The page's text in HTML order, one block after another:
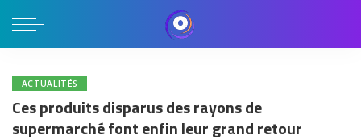
ACTUALITÉS
Ces produits disparus des rayons de
supermarché font enfin leur grand retour